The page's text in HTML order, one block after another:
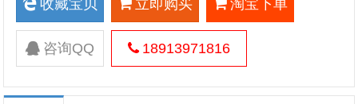
收藏宝贝 立即购买 淘宝下单
咨询QQ 18913971816